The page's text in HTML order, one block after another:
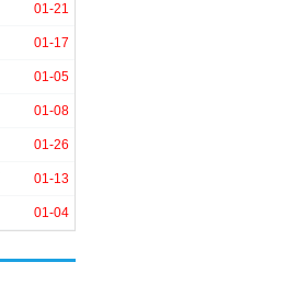
01-21
01-17
01-05
01-08
01-26
01-13
01-04